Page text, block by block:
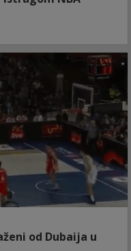
od Dubaija u